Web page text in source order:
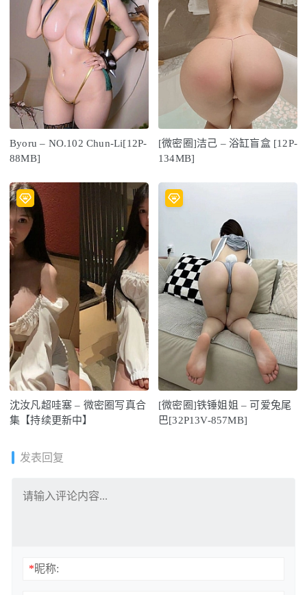
Byoru – NO.102 Chun-Li[12P-
88MB]
[微密圈]洁己 – 浴缸盲盒 [12P-
134MB]
沈汝凡超哇塞 – 微密圈写真合
集【持续更新中】
[微密圈]铁锤姐姐 – 可爱兔尾
巴[32P13V-857MB]
发表回复
*昵称: